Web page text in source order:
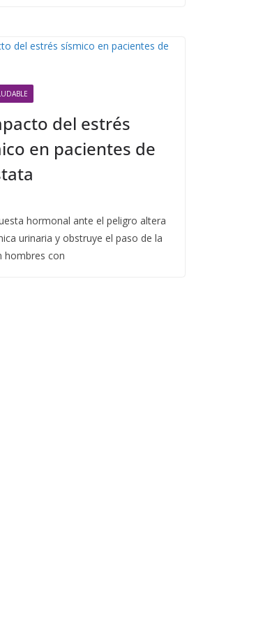
del estrés
en pacientes de
hormonal ante el peligro altera
urinaria y obstruye el paso de la
hombres con